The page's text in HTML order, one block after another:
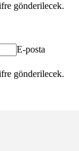
gönderilecek.
E-posta
gönderilecek.